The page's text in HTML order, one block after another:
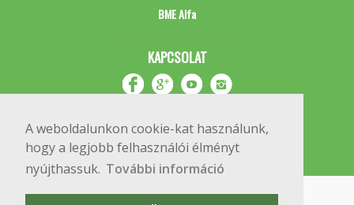
A weboldalunkon cookie-kat használunk,
hogy a legjobb felhasználói élményt
nyújthassuk. További információ
BME Alfa
KAPCSOLAT